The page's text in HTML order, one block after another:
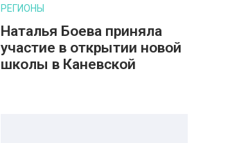
РЕГИОНЫ
Наталья Боева приняла
участие в открытии новой
школы в Каневской